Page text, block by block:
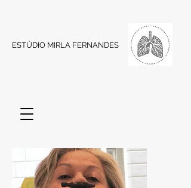
ESTÚDIO MIRLA FERNANDES